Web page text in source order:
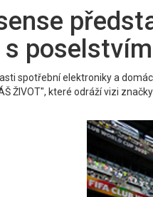
poselstvím
spotřební elektroniky a
ŽIVOT", které odráží vizi